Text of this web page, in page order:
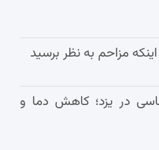
مزاحم به نظر برسید
در یزد؛ کاهش دما و